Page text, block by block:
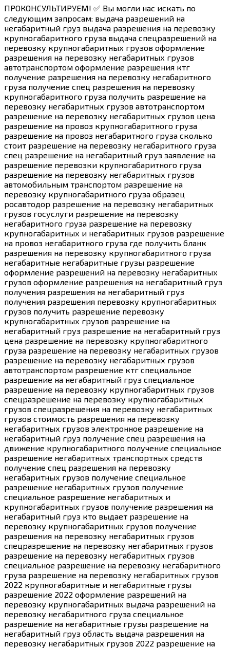
ПРОКОНСУЛЬТИРУЕМ! ✅ Вы могли нас искать по
следующим запросам: выдача разрешений на
негабаритный груз выдача разрешения на перевозку
крупногабаритного груза выдача спецразрешений на
перевозку крупногабаритных грузов оформление
разрешения на перевозку негабаритных грузов
автотранспортом оформление разрешения ктг
получение разрешения на перевозку негабаритного
груза получение спец разрешения на перевозку
крупногабаритного груза получить разрешение на
перевозку негабаритных грузов автотранспортом
разрешение на перевозку негабаритных грузов цена
разрешение на провоз крупногабаритного груза
разрешение на провоз негабаритного груза сколько
стоит разрешение на перевозку негабаритного груза
спец разрешение на негабаритный груз заявление на
разрешение перевозки крупногабаритного груза
разрешение на перевозку негабаритных грузов
автомобильным транспортом разрешение на
перевозку крупногабаритного груза образец
росавтодор разрешение на перевозку негабаритных
грузов госуслуги разрешение на перевозку
негабаритного груза разрешение на перевозку
крупногабаритных и негабаритных грузов разрешение
на провоз негабаритного груза где получить бланк
разрешения на перевозку крупногабаритного груза
негабаритные негабаритные грузы разрешение
оформление разрешений на перевозку негабаритных
грузов оформление разрешения на негабаритный груз
получения разрешения на негабаритный груз
получения разрешения перевозку крупногабаритных
грузов получить разрешение перевозку
крупногабаритных грузов разрешение на
негабаритный груз разрешение на негабаритный груз
цена разрешение на перевозку крупногабаритного
груза разрешение на перевозку негабаритных грузов
разрешение на перевозку негабаритных грузов
автотранспортом разрешение ктг специальное
разрешение на негабаритный груз специальное
разрешение на перевозку крупногабаритных грузов
спецразрешение на перевозку крупногабаритных
грузов спецразрешения на перевозку негабаритных
грузов стоимость разрешения на перевозку
негабаритных грузов электронное разрешение на
негабаритный груз получение спец разрешения на
движение крупногабаритного получение специальное
разрешение негабаритных транспортных средств
получение спец разрешения на перевозку
негабаритных грузов получение специальное
разрешение негабаритных грузов получение
специальное разрешение негабаритных и
крупногабаритных грузов получение разрешения на
негабаритный груз кто выдает разрешение на
перевозку крупногабаритных грузов получение
разрешения на перевозку негабаритных грузов
спецразрешение на перевозку негабаритных грузов
разрешение на перевозку негабаритных грузов
специальное разрешение на перевозку негабаритного
груза разрешение на перевозку негабаритных грузов
2022 крупногабаритные и негабаритные грузы
разрешение 2022 оформление разрешений на
перевозку крупногабаритных выдача разрешений на
перевозку негабаритного груза специальное
разрешение на негабаритные грузы разрешение на
негабаритный груз область выдача разрешения на
перевозку негабаритных грузов 2022 разрешение на